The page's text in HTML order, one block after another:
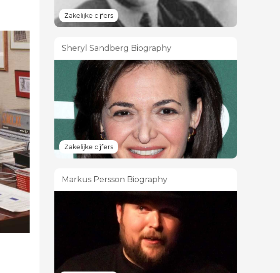
Zakelijke cijfers
Sheryl Sandberg Biography
Zakelijke cijfers
Markus Persson Biography